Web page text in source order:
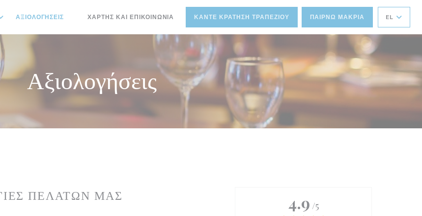
ΑΞΙΟΛΟΓΉΣΕΙΣ ΧΆΡΤΗΣ ΚΑΙ ΕΠΙΚΟΙΝΩΝΊΑ ΚΆΝΤΕ ΚΡΆΤΗΣΗ ΤΡΑΠΕΖΙΟΎ ΠΑΊΡΝΩ ΜΑΚΡΙΆ EL
Αξιολογήσεις
ΠΕΛΑΤΏΝ ΜΑΣ 4.9 /5